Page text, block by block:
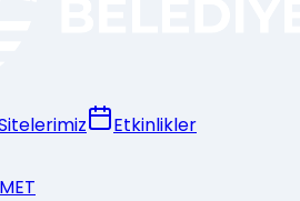
Etkinlikler